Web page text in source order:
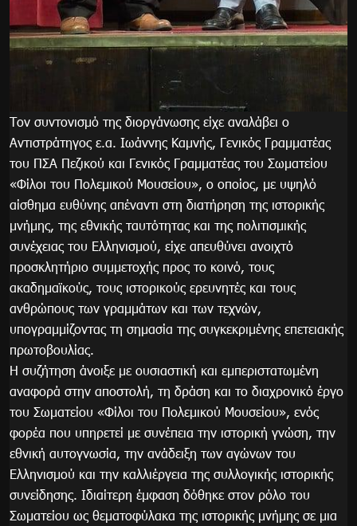
Τον συντονισμό της διοργάνωσης είχε αναλάβει ο
Αντιστράτηγος ε.α. Ιωάννης Καμνής, Γενικός Γραμματέας
του ΠΣΑ Πεζικού και Γενικός Γραμματέας του Σωματείου
«Φίλοι του Πολεμικού Μουσείου», ο οποίος, με υψηλό
αίσθημα ευθύνης απέναντι στη διατήρηση της ιστορικής
μνήμης, της εθνικής ταυτότητας και της πολιτισμικής
συνέχειας του Ελληνισμού, είχε απευθύνει ανοιχτό
προσκλητήριο συμμετοχής προς το κοινό, τους
ακαδημαϊκούς, τους ιστορικούς ερευνητές και τους
ανθρώπους των γραμμάτων και των τεχνών,
υπογραμμίζοντας τη σημασία της συγκεκριμένης επετειακής
πρωτοβουλίας.
Η συζήτηση άνοιξε με ουσιαστική και εμπεριστατωμένη
αναφορά στην αποστολή, τη δράση και το διαχρονικό έργο
του Σωματείου «Φίλοι του Πολεμικού Μουσείου», ενός
φορέα που υπηρετεί με συνέπεια την ιστορική γνώση, την
εθνική αυτογνωσία, την ανάδειξη των αγώνων του
Ελληνισμού και την καλλιέργεια της συλλογικής ιστορικής
συνείδησης. Ιδιαίτερη έμφαση δόθηκε στον ρόλο του
Σωματείου ως θεματοφύλακα της ιστορικής μνήμης σε μια